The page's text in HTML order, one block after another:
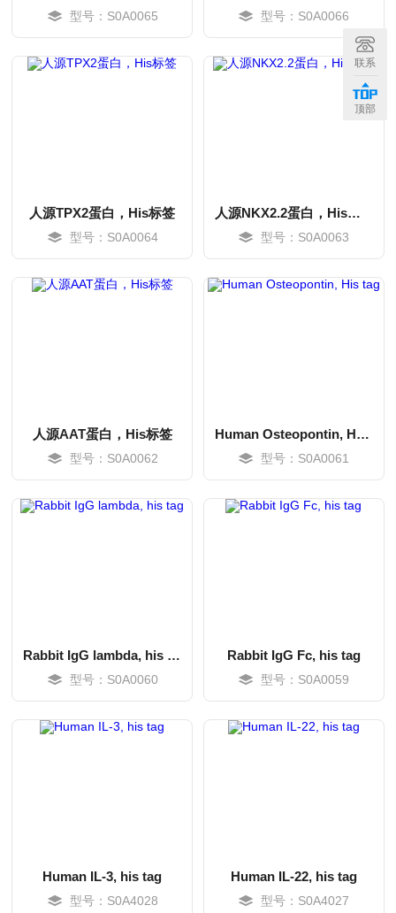
型号：S0A0065 型号：S0A0066
人源TPX2蛋白，His标签
型号：S0A0064
人源NKX2.2蛋白，His标签
型号：S0A0063
人源AAT蛋白，His标签
型号：S0A0062
Human Osteopontin, His tag
型号：S0A0061
Rabbit IgG lambda, his tag
型号：S0A0060
Rabbit IgG Fc, his tag
型号：S0A0059
Human IL-3, his tag
型号：S0A4028
Human IL-22, his tag
型号：S0A4027
联系
顶部